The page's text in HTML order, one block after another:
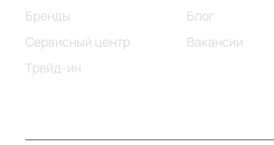
Бренды
Сервисный центр
Трейд-ин
Блог
Вакансии